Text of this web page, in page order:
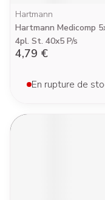
Hartmann
Hartmann Medicomp
4pl. St. 40x5 P/s
4,79 €
En rupture de